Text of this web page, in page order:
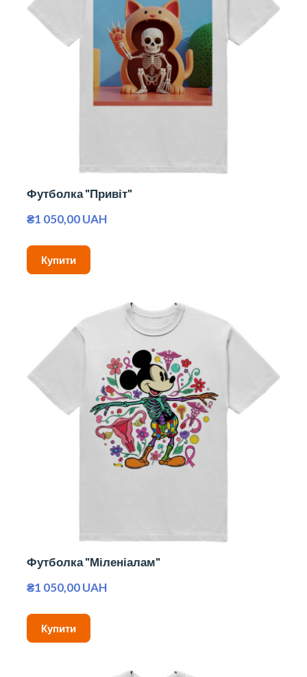
Футболка "Привіт"
₴1 050,00 UAH
Купити
Футболка "Міленіалам"
₴1 050,00 UAH
Купити